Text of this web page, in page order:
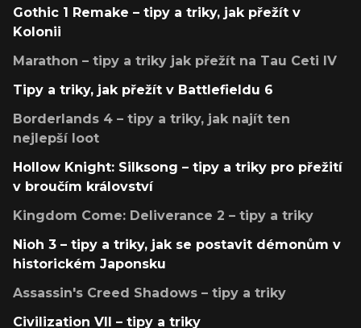
Gothic 1 Remake – tipy a triky, jak přežít v
Kolonii
Marathon – tipy a triky jak přežít na Tau Ceti IV
Tipy a triky, jak přežít v Battlefieldu 6
Borderlands 4 – tipy a triky, jak najít ten
nejlepší loot
Hollow Knight: Silksong – tipy a triky pro přežití
v broučím království
Kingdom Come: Deliverance 2 – tipy a triky
Nioh 3 – tipy a triky, jak se postavit démonům v
historickém Japonsku
Assassin's Creed Shadows – tipy a triky
Civilization VII – tipy a triky